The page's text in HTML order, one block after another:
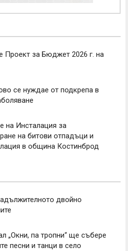
Проект за Бюджет 2026 г. на
се нуждае от подкрепа в
на Инсталация за
на битови отпадъци и
в община Костинброд
двойно
„Окни, па тропни“ ще събере
песни и танци в село